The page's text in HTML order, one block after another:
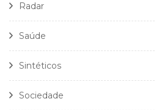
Radar
Saúde
Sintéticos
Sociedade